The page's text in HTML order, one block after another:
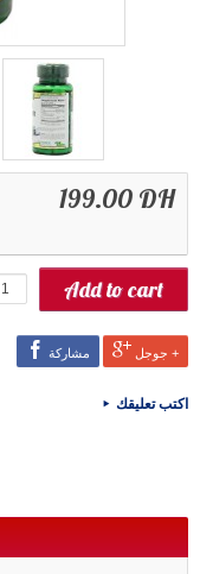
199.00 DH
مشاركة جوجل +
اكتب تعليقك